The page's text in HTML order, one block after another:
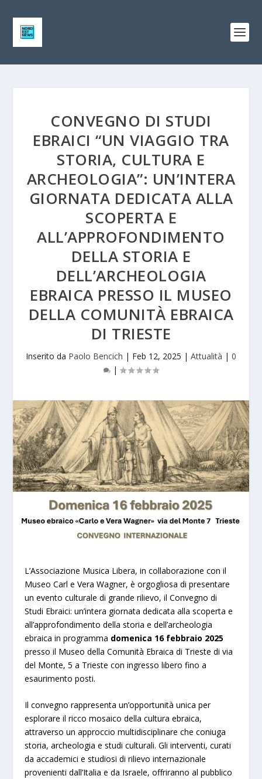
CONVEGNO DI STUDI
EBRAICI “UN VIAGGIO TRA
STORIA, CULTURA E
ARCHEOLOGIA”: UN’INTERA
GIORNATA DEDICATA ALLA
SCOPERTA E
ALL’APPROFONDIMENTO
DELLA STORIA E
DELL’ARCHEOLOGIA
EBRAICA PRESSO IL MUSEO
DELLA COMUNITÀ EBRAICA
DI TRIESTE
Inserito da Paolo Bencich | Feb 12, 2025 | Attualità | 0
|
L’Associazione Musica Libera, in collaborazione con il
Museo Carl e Vera Wagner, è orgogliosa di presentare
un evento culturale di grande rilievo, il Convegno di
Studi Ebraici: un’intera giornata dedicata alla scoperta e
all’approfondimento della storia e dell’archeologia
ebraica in programma domenica 16 febbraio 2025
presso il Museo della Comunità Ebraica di Trieste di via
del Monte, 5 a Trieste con ingresso libero fino a
esaurimento posti.
Il convegno rappresenta un’opportunità unica per
esplorare il ricco mosaico della cultura ebraica,
attraverso un approccio multidisciplinare che coniuga
storia, archeologia e studi culturali. Gli interventi, curati
da accademici e studiosi di rilievo internazionale
provenienti dall’Italia e da Israele, offriranno al pubblico